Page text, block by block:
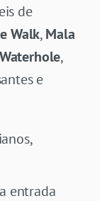
de
Walk,Mala
Waterhole,
e
entrada